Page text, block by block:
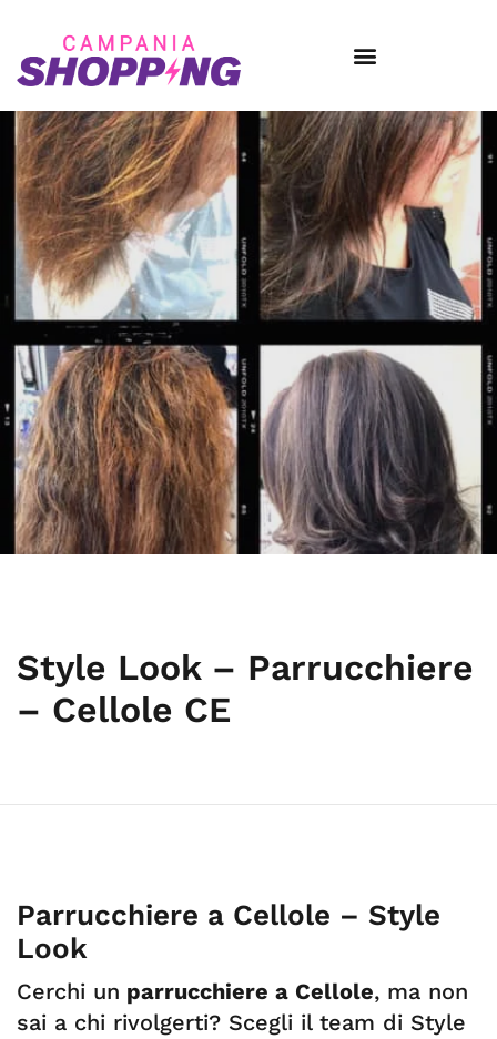
Style Look – Parrucchiere
– Cellole CE
Parrucchiere a Cellole – Style
Look
Cerchi un parrucchiere a Cellole, ma non
sai a chi rivolgerti? Scegli il team di Style